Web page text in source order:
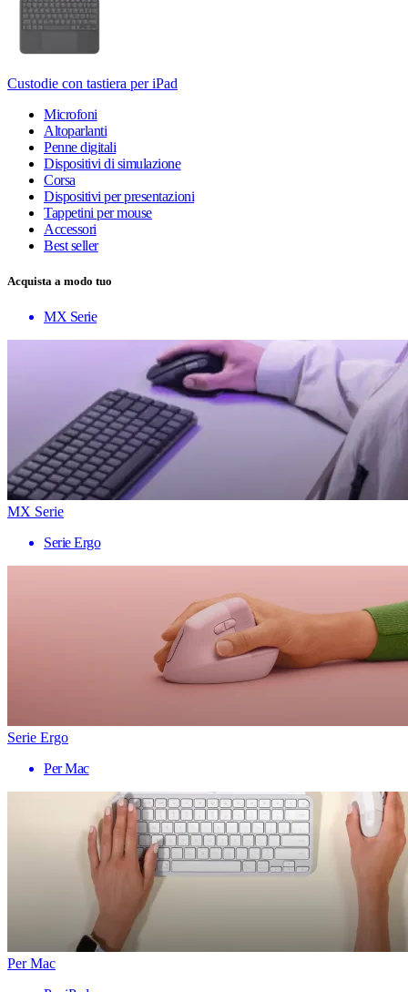
Custodie con tastiera per iPad
Microfoni
Altoparlanti
Penne digitali
Dispositivi di simulazione
Corsa
Dispositivi per presentazioni
Tappetini per mouse
Accessori
Best seller
Acquista a modo tuo
MX Serie
MX Serie
Serie Ergo
Serie Ergo
Per Mac
Per Mac